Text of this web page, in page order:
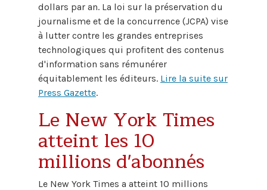
dollars par an. La loi sur la préservation du
journalisme et de la concurrence (JCPA) vise
à lutter contre les grandes entreprises
technologiques qui profitent des contenus
d'information sans rémunérer
équitablement les éditeurs. Lire la suite sur
Press Gazette.
Le New York Times
atteint les 10
millions d'abonnés
Le New York Times a atteint 10 millions